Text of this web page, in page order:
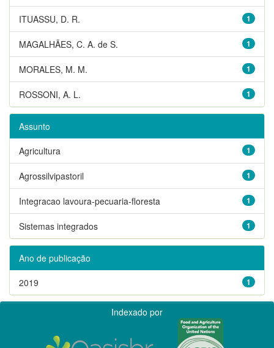
1
ITUASSU, D. R.
1
MAGALHÃES, C. A. de S.
1
MORALES, M. M.
1
ROSSONI, A. L.
Assunto
1
Agricultura
1
Agrossilvipastoril
1
Integracao lavoura-pecuaria-floresta
1
Sistemas integrados
Ano de publicação
1
2019
Indexado por